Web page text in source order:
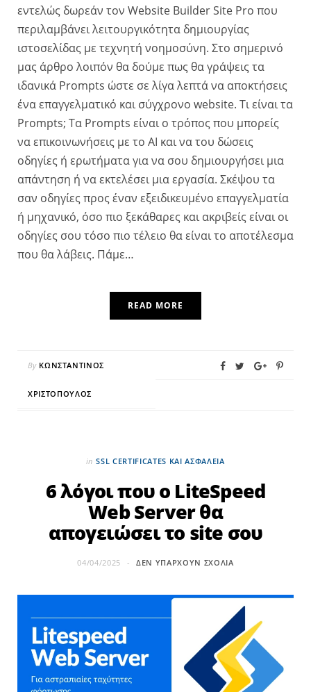
εντελώς δωρεάν τον Website Builder Site Pro που
περιλαμβάνει λειτουργικότητα δημιουργίας
ιστοσελίδας με τεχνητή νοημοσύνη. Στο σημερινό
μας άρθρο λοιπόν θα δούμε πως θα γράψεις τα
ιδανικά Prompts ώστε σε λίγα λεπτά να αποκτήσεις
ένα επαγγελματικό και σύγχρονο website. Τι είναι τα
Prompts; Tα Prompts είναι ο τρόπος που μπορείς
να επικοινωνήσεις με το AI και να του δώσεις
οδηγίες ή ερωτήματα για να σου δημιουργήσει μια
απάντηση ή να εκτελέσει μια εργασία. Σκέψου τα
σαν οδηγίες προς έναν εξειδικευμένο επαγγελματία
ή μηχανικό, όσο πιο ξεκάθαρες και ακριβείς είναι οι
οδηγίες σου τόσο πιο τέλειο θα είναι το αποτέλεσμα
που θα λάβεις. Πάμε…
READ MORE
By ΚΩΝΣΤΑΝΤΊΝΟΣ
ΧΡΙΣΤΌΠΟΥΛΟΣ
in SSL CERTIFICATES ΚΑΙ ΑΣΦΆΛΕΙΑ
6 λόγοι που ο LiteSpeed
Web Server θα
απογειώσει το site σου
04/04/2025 ΔΕΝ ΥΠΆΡΧΟΥΝ ΣΧΌΛΙΑ